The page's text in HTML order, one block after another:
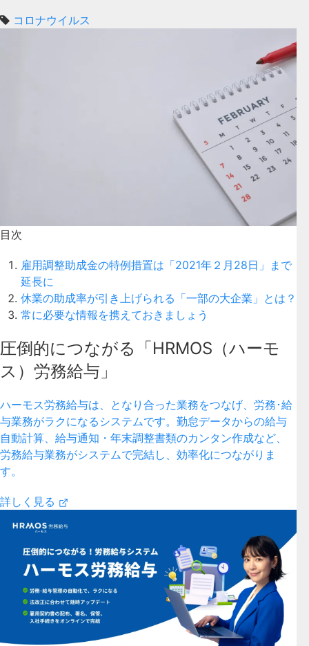
コロナウイルス
目次
雇用調整助成金の特例措置は「2021年２月28日」まで
延長に
休業の助成率が引き上げられる「一部の大企業」とは？
常に必要な情報を携えておきましょう
圧倒的につながる「HRMOS（ハーモ
ス）労務給与」
ハーモス労務給与は、となり合った業務をつなげ、労務･給
与業務がラクになるシステムです。勤怠データからの給与
自動計算、給与通知・年末調整書類のカンタン作成など、
労務給与業務がシステムで完結し、効率化につながりま
す。
詳しく見る